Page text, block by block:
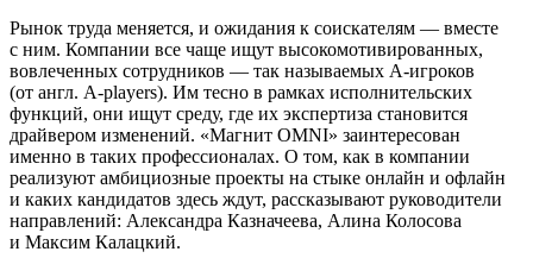
Рынок труда меняется, и ожидания к соискателям — вместе
с ним. Компании все чаще ищут высокомотивированных,
вовлеченных сотрудников — так называемых А-игроков
(от англ. A-players). Им тесно в рамках исполнительских
функций, они ищут среду, где их экспертиза становится
драйвером изменений. «Магнит OMNI» заинтересован
именно в таких профессионалах. О том, как в компании
реализуют амбициозные проекты на стыке онлайн и офлайн
и каких кандидатов здесь ждут, рассказывают руководители
направлений: Александра Казначеева, Алина Колосова
и Максим Калацкий.